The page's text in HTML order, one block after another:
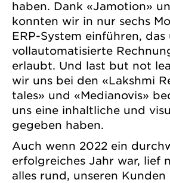
haben. Dank «Jamotion»
konnten wir in nur sechs
ERP-System einführen, das
vollautomatisierte
erlaubt. Und last but not
wir uns bei den «Lakshmi
tales» und «Medianovis»
uns eine inhaltliche und
gegeben haben.
Auch wenn 2022 ein
erfolgreiches Jahr war, lief
alles rund, unseren